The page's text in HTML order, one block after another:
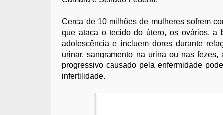
Cerca de 10 milhões de mulheres sofrem
que ataca o tecido do útero, os ovários, a
adolescência e incluem dores durante
urinar, sangramento na urina ou nas
progressivo causado pela enfermidade
infertilidade.